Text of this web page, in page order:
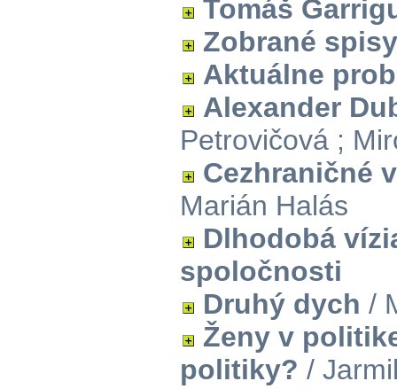
Tomáš
Zobrané spisy
Aktuálne
Alexander
Petrovičová ;
Cezhraničné
Marián Halás
Dlhodobá
spoločnosti
Druhý dych /
Ženy v
politiky? /